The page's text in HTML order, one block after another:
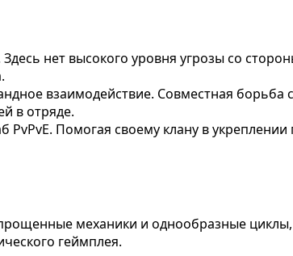
нет высокого уровня угрозы со
взаимодействие. Совместная борьба
в отряде.
Помогая своему клану в
механики и однообразные циклы,
геймплея.